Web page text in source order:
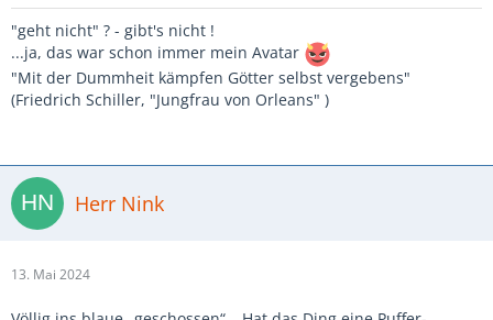
"geht nicht" ? - gibt's nicht !
...ja, das war schon immer mein Avatar
"Mit der Dummheit kämpfen Götter selbst vergebens"
(Friedrich Schiller, "Jungfrau von Orleans" )
Herr Nink
13. Mai 2024